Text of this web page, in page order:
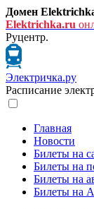
Домен
Elektrichka.ru
Руцентр.
Электричка.ру
Расписание
Главная
Новости
Билеты на
Билеты на
Билеты на
Билеты на